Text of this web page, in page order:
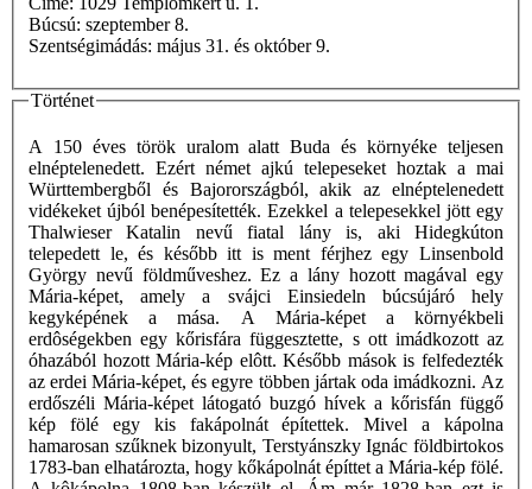
Búcsú: szeptember 8.
Szentségimádás: május 31. és október 9.
Történet
A 150 éves török uralom alatt Buda és környéke teljesen
elnéptelenedett. Ezért német ajkú telepeseket hoztak a mai
Württembergből és Bajorországból, akik az elnéptelenedett
vidékeket újból benépesítették. Ezekkel a telepesekkel jött egy
Thalwieser Katalin nevű fiatal lány is, aki Hidegkúton
telepedett le, és később itt is ment férjhez egy Linsenbold
György nevű földműveshez. Ez a lány hozott magával egy
Mária-képet, amely a svájci Einsiedeln búcsújáró hely
kegyképének a mása. A Mária-képet a környékbeli
erdôségekben egy kőrisfára függesztette, s ott imádkozott az
óhazából hozott Mária-kép elôtt. Később mások is felfedezték
az erdei Mária-képet, és egyre többen jártak oda imádkozni. Az
erdőszéli Mária-képet látogató buzgó hívek a kőrisfán függő
kép fölé egy kis fakápolnát építettek. Mivel a kápolna
hamarosan szűknek bizonyult, Terstyánszky Ignác földbirtokos
1783-ban elhatározta, hogy kőkápolnát építtet a Mária-kép fölé.